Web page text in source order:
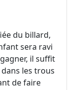
du billard,
sera ravi
il suffit
les trous
de faire